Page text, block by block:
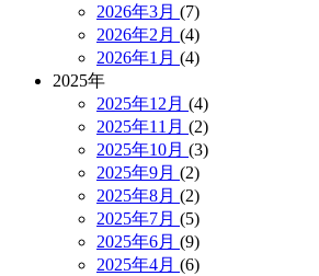
2026年3月 (7)
2026年2月 (4)
2026年1月 (4)
2025年
2025年12月 (4)
2025年11月 (2)
2025年10月 (3)
2025年9月 (2)
2025年8月 (2)
2025年7月 (5)
2025年6月 (9)
2025年4月 (6)